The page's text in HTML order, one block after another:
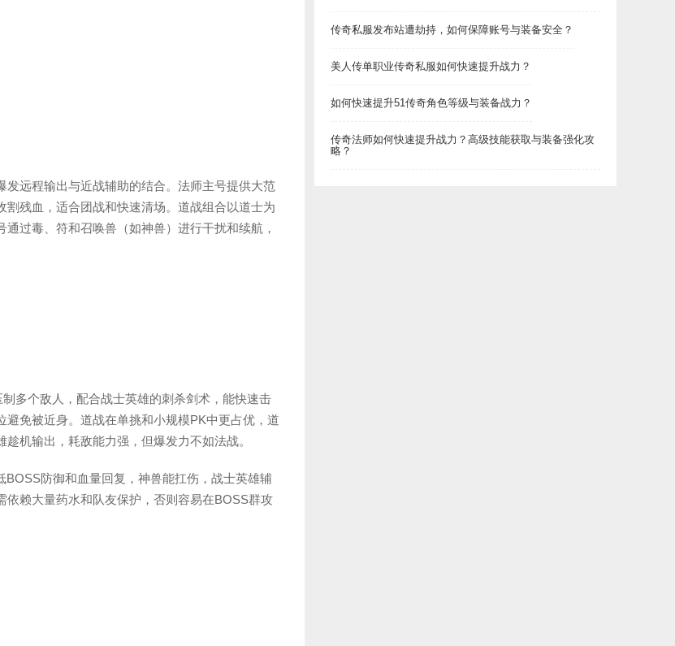
远程输出与近战辅助的结合。法师主号提供大范
残血，适合团战和快速清场。道战组合以道士为
过毒、符和召唤兽（如神兽）进行干扰和续航，
多个敌人，配合战士英雄的刺杀剑术，能快速击
免被近身。道战在单挑和小规模PK中更占优，道
机输出，耗敌能力强，但爆发力不如法战。
防御和血量回复，神兽能扛伤，战士英雄辅
赖大量药水和队友保护，否则容易在BOSS群攻
传奇私服发布站遭劫持，如何保障账号与装备安全？
美人传单职业传奇私服如何快速提升战力？
如何快速提升51传奇角色等级与装备战力？
传奇法师如何快速提升战力？高级技能获取与装备强化攻
略？